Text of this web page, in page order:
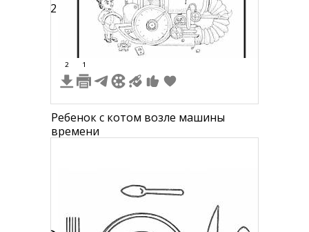
12
2 1
Ребенок с котом возле машины
времени